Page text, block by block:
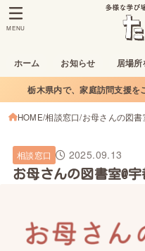
ホーム お知らせ 居場
MENU
栃木県内で、家庭訪問支援を
HOME 相談窓口 お母さんの図
相談窓口 2025.09.13
お母さんの図書室@